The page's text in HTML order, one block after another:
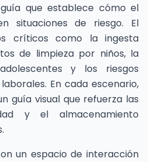
guía que establece cómo el
situaciones de riesgo. El
críticos como la ingesta
de limpieza por niños, la
y los riesgos
En cada escenario,
guía visual que refuerza las
y el almacenamiento
un espacio de interacción